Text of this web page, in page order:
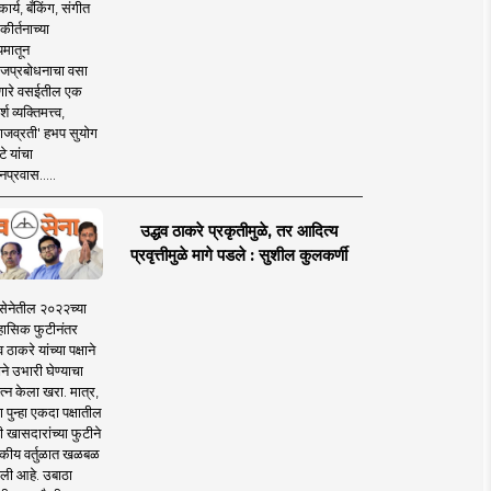
बँकिंग, संगीत
वसा
वसईतील एक
व्यक्तिमत्त्व,
हभप सुयोग
यांचा
उद्धव ठाकरे प्रकृतीमुळे, तर आदित्य
प्रवृत्तीमुळे मागे पडले : सुशील कुलकर्णी
२०२२च्या
फुटीनंतर
ठाकरे यांच्या पक्षाने
उभारी घेण्याचा
केला खरा. मात्र,
एकदा पक्षातील
खासदारांच्या फुटीने
वर्तुळात खळबळ
आहे. उबाठा